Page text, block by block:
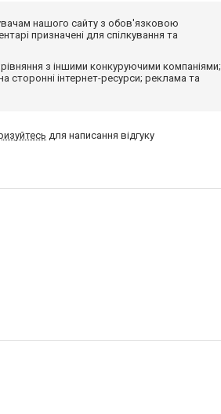
нашого сайту з обов'язковою
призначені для спілкування та
з іншими конкуруючими компаніями;
сторонні інтернет-ресурси; реклама та
для написання відгуку